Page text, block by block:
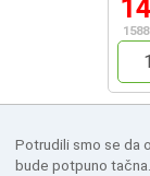
Potrudili smo se da
bude potpuno